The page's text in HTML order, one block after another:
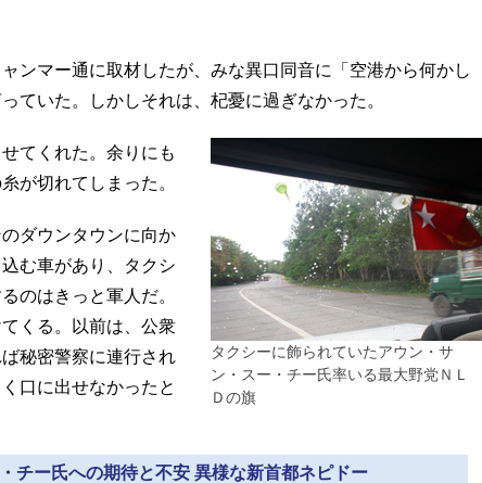
ンマー通に取材したが、みな異口同音に「空港から何かし
ていた。しかしそれは、杞憂に過ぎなかった。
タクシーに飾られていたアウン・サ
ン・スー・チー氏率いる最大野党ＮＬ
Ｄの旗
てくれた。余りにも
が切れてしまった。
ダウンタウンに向か
む車があり、タクシ
のはきっと軍人だ。
くる。以前は、公衆
秘密警察に連行され
口に出せなかったと
チー氏への期待と不安 異様な新首都ネピドー